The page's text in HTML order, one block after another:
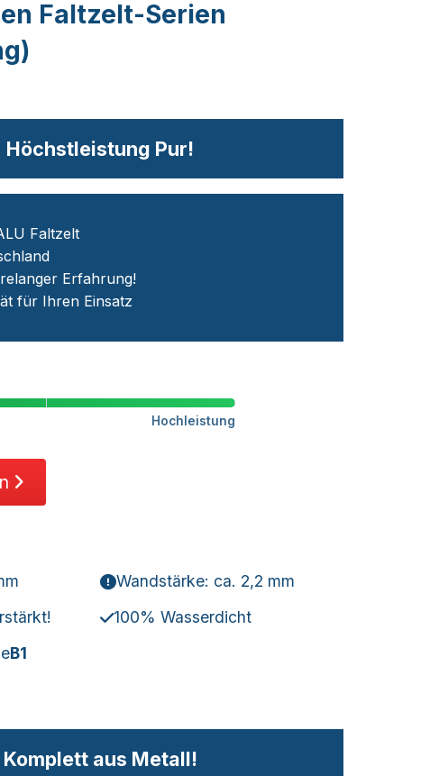
Faltzelt-Serien
Höchstleistung Pur!
Faltzelt
Erfahrung!
für Ihren Einsatz
Hochleistung
Wandstärke: ca. 2,2 mm
100% Wasserdicht
B1
Komplett aus Metall!